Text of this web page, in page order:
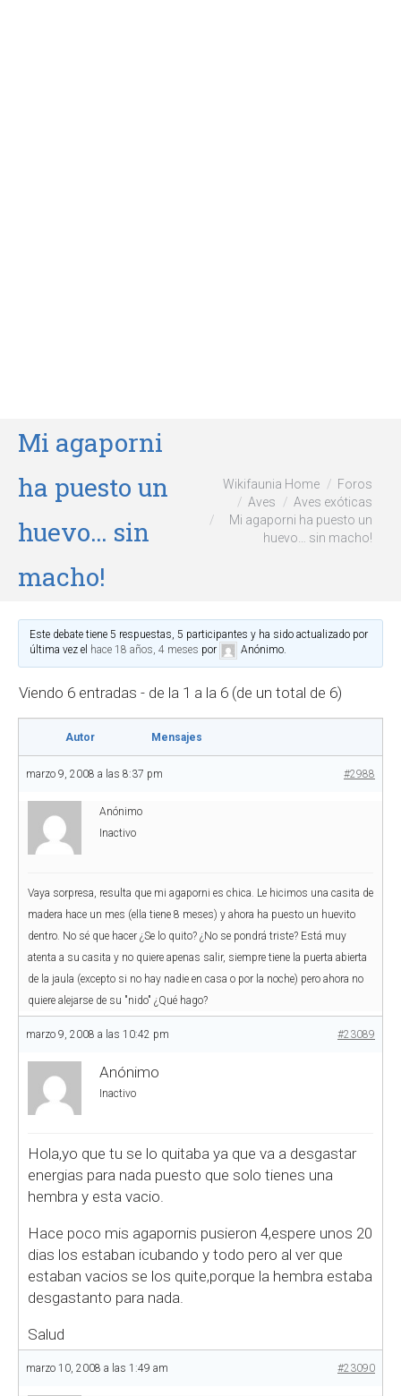
Mi agaporni
ha puesto un
huevo… sin
macho!
Wikifaunia Home
Foros
Aves
Aves exóticas
Mi agaporni ha puesto un
huevo… sin macho!
Este debate tiene 5 respuestas, 5 participantes y ha sido actualizado por
última vez el hace 18 años, 4 meses por Anónimo.
Viendo 6 entradas - de la 1 a la 6 (de un total de 6)
Autor Mensajes
marzo 9, 2008 a las 8:37 pm #2988
Anónimo
Inactivo
Vaya sorpresa, resulta que mi agaporni es chica. Le hicimos una casita de
madera hace un mes (ella tiene 8 meses) y ahora ha puesto un huevito
dentro. No sé que hacer ¿Se lo quito? ¿No se pondrá triste? Está muy
atenta a su casita y no quiere apenas salir, siempre tiene la puerta abierta
de la jaula (excepto si no hay nadie en casa o por la noche) pero ahora no
quiere alejarse de su "nido" ¿Qué hago?
marzo 9, 2008 a las 10:42 pm #23089
Anónimo
Inactivo
Hola,yo que tu se lo quitaba ya que va a desgastar
energias para nada puesto que solo tienes una
hembra y esta vacio.
Hace poco mis agapornis pusieron 4,espere unos 20
dias los estaban icubando y todo pero al ver que
estaban vacios se los quite,porque la hembra estaba
desgastanto para nada.
Salud
marzo 10, 2008 a las 1:49 am #23090